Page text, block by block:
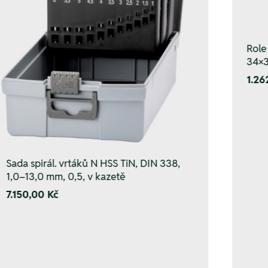
Sada spirál. vrtáků N HSS TiN, DIN 338,
1,0–13,0 mm, 0,5, v kazetě
7.150,00 Kč